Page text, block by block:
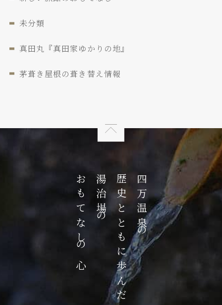
未分類
真田丸『真田家ゆかりの地』
茅葺き屋根の葺き替え情報
四万温泉の
歴史とともに歩んだ
湯治場の
おもてなしの心